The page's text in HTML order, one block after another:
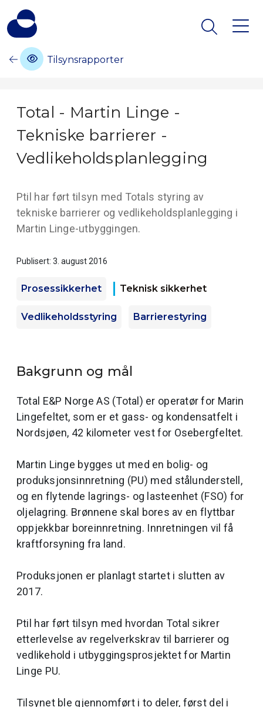
Tilsynsrapporter
Total - Martin Linge -
Tekniske barrierer -
Vedlikeholdsplanlegging
Ptil har ført tilsyn med Totals styring av
tekniske barrierer og vedlikeholdsplanlegging i
Martin Linge-utbyggingen.
Publisert: 3. august 2016
Prosessikkerhet Teknisk sikkerhet
Vedlikeholdsstyring Barrierestyring
Bakgrunn og mål
Total E&P Norge AS (Total) er operatør for Marin
Lingefeltet, som er et gass- og kondensatfelt i
Nordsjøen, 42 kilometer vest for Osebergfeltet.
Martin Linge bygges ut med en bolig- og
produksjonsinnretning (PU) med stålunderstell,
og en flytende lagrings- og lasteenhet (FSO) for
oljelagring. Brønnene skal bores av en flyttbar
oppjekkbar boreinnretning. Innretningen vil få
kraftforsyning fra land.
Produksjonen er planlagt startet i slutten av
2017.
Ptil har ført tilsyn med hvordan Total sikrer
etterlevelse av regelverkskrav til barrierer og
vedlikehold i utbyggingsprosjektet for Martin
Linge PU.
Tilsynet ble gjennomført i to deler, først del i